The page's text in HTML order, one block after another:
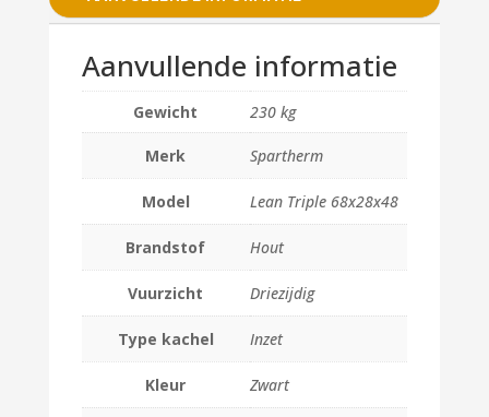
Aanvullende informatie
Gewicht 230 kg
Merk Spartherm
Model Lean Triple 68x28x48
Brandstof Hout
Vuurzicht Driezijdig
Type kachel Inzet
Kleur Zwart